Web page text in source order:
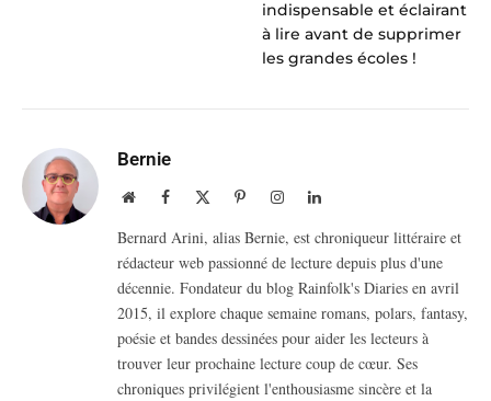
indispensable et éclairant
à lire avant de supprimer
les grandes écoles !
Bernie
WebsiteFacebook PinterestInstagramLinkedIn
Bernard Arini, alias Bernie, est chroniqueur littéraire et
rédacteur web passionné de lecture depuis plus d'une
décennie. Fondateur du blog Rainfolk's Diaries en avril
2015, il explore chaque semaine romans, polars, fantasy,
poésie et bandes dessinées pour aider les lecteurs à
trouver leur prochaine lecture coup de cœur. Ses
chroniques privilégient l'enthousiasme sincère et la